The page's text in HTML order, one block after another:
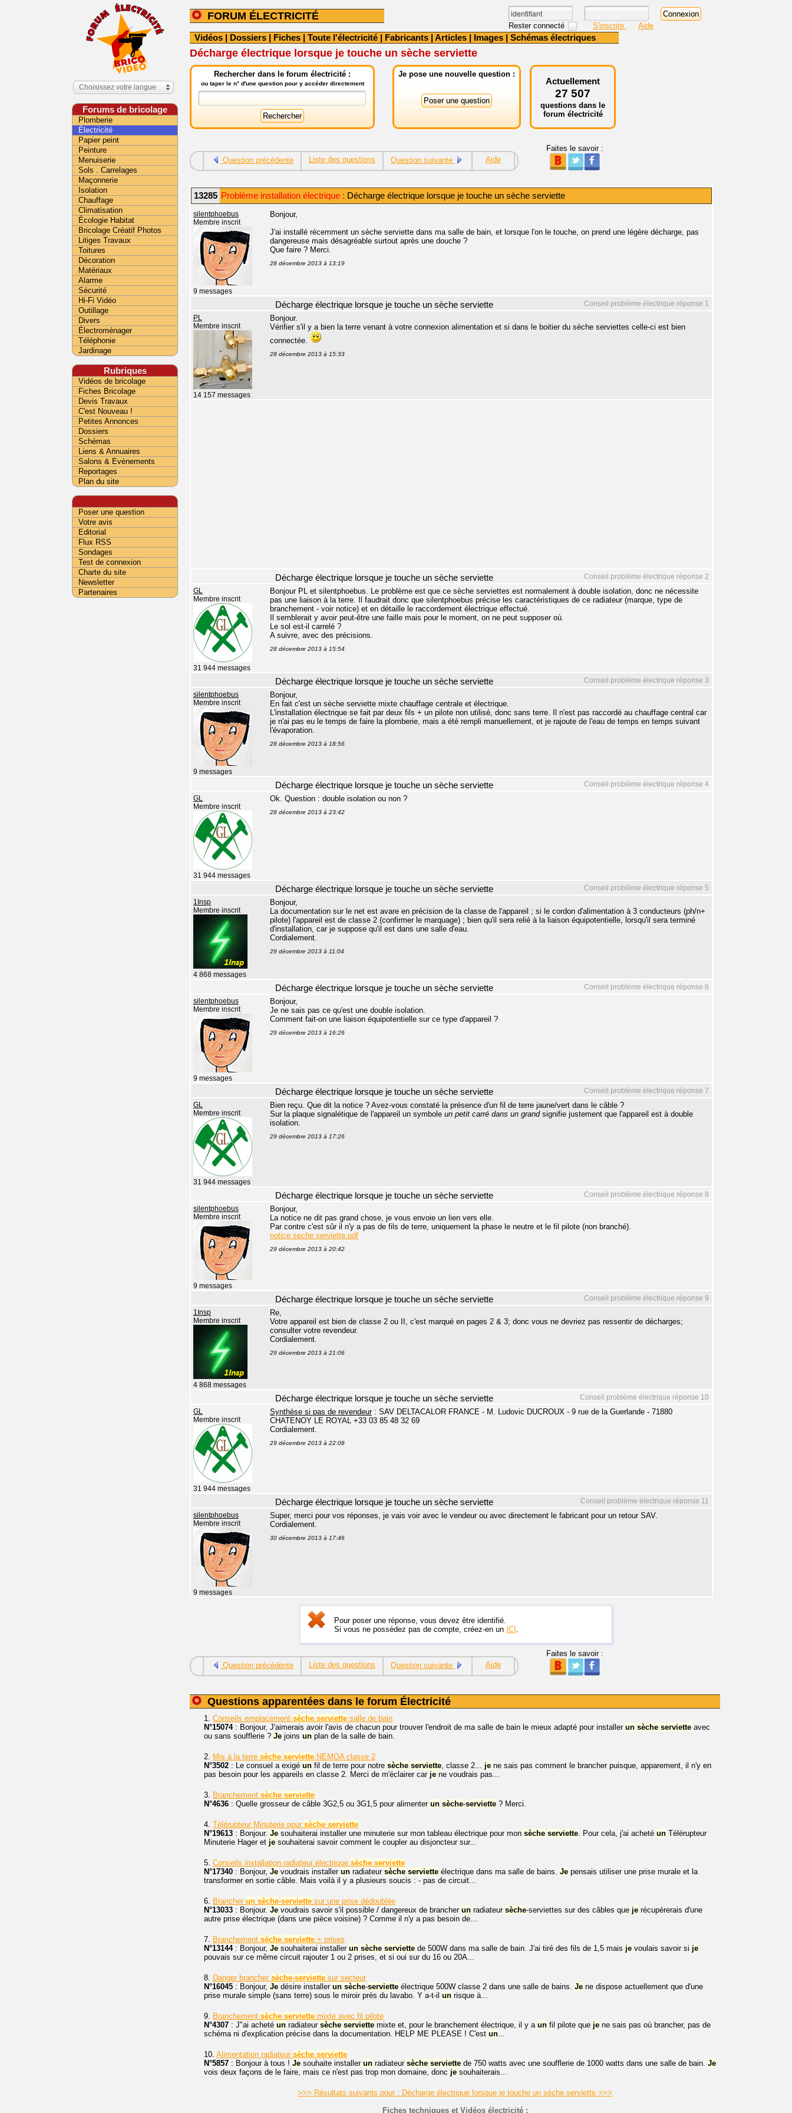
FORUM ÉLECTRICITÉ
Rester connecté S'inscrire Aide
Vidéos | Dossiers | Fiches | Toute l'électricité | Fabricants | Articles | Images | Schémas électriques
Décharge électrique lorsque je touche un sèche serviette
Rechercher dans le forum électricité :
ou taper le n° d'une question pour y accéder directement
Je pose une nouvelle question :
Actuellement
27 507
questions dans le
forum électricité
Question précédente Liste des questions Question suivante Aide
Faites le savoir :
13285 Problème installation électrique : Décharge électrique lorsque je touche un sèche serviette
silentphoebus
Membre inscrit
9 messages
Bonjour,
J'ai installé récemment un sèche serviette dans ma salle de bain, et lorsque l'on le touche, on prend une légère décharge, pas
dangereuse mais désagréable surtout après une douche ?
Que faire ? Merci.
28 décembre 2013 à 13:19
Conseil problème électrique réponse 1
Décharge électrique lorsque je touche un sèche serviette
PL
Membre inscrit
14 157 messages
Bonjour.
Vérifier s'il y a bien la terre venant à votre connexion alimentation et si dans le boitier du sèche serviettes celle-ci est bien
connectée.
28 décembre 2013 à 15:33
Conseil problème électrique réponse 2
Décharge électrique lorsque je touche un sèche serviette
GL
Membre inscrit
31 944 messages
Bonjour PL et silentphoebus. Le problème est que ce sèche serviettes est normalement à double isolation, donc ne nécessite
pas une liaison à la terre. Il faudrait donc que silentphoebus précise les caractéristiques de ce radiateur (marque, type de
branchement - voir notice) et en détaille le raccordement électrique effectué.
Il semblerait y avoir peut-être une faille mais pour le moment, on ne peut supposer où.
Le sol est-il carrelé ?
A suivre, avec des précisions.
28 décembre 2013 à 15:54
Conseil problème électrique réponse 3
Décharge électrique lorsque je touche un sèche serviette
silentphoebus
Membre inscrit
9 messages
Bonjour,
En fait c'est un sèche serviette mixte chauffage centrale et électrique.
L'installation électrique se fait par deux fils + un pilote non utilisé, donc sans terre. Il n'est pas raccordé au chauffage central car
je n'ai pas eu le temps de faire la plomberie, mais a été rempli manuellement, et je rajoute de l'eau de temps en temps suivant
l'évaporation.
28 décembre 2013 à 18:56
Conseil problème électrique réponse 4
Décharge électrique lorsque je touche un sèche serviette
GL
Membre inscrit
31 944 messages
Ok. Question : double isolation ou non ?
28 décembre 2013 à 23:42
Conseil problème électrique réponse 5
Décharge électrique lorsque je touche un sèche serviette
1Insp
Membre inscrit
4 868 messages
Bonjour,
La documentation sur le net est avare en précision de la classe de l'appareil ; si le cordon d'alimentation à 3 conducteurs (ph/n+
pilote) l'appareil est de classe 2 (confirmer le marquage) ; bien qu'il sera relié à la liaison équipotentielle, lorsqu'il sera terminé
d'installation, car je suppose qu'il est dans une salle d'eau.
Cordialement.
29 décembre 2013 à 11:04
Conseil problème électrique réponse 6
Décharge électrique lorsque je touche un sèche serviette
silentphoebus
Membre inscrit
9 messages
Bonjour,
Je ne sais pas ce qu'est une double isolation.
Comment fait-on une liaison équipotentielle sur ce type d'appareil ?
29 décembre 2013 à 16:26
Conseil problème électrique réponse 7
Décharge électrique lorsque je touche un sèche serviette
GL
Membre inscrit
31 944 messages
Bien reçu. Que dit la notice ? Avez-vous constaté la présence d'un fil de terre jaune/vert dans le câble ?
Sur la plaque signalétique de l'appareil un symbole un petit carré dans un grandsignifie justement que l'appareil est à double
isolation.
29 décembre 2013 à 17:26
Conseil problème électrique réponse 8
Décharge électrique lorsque je touche un sèche serviette
silentphoebus
Membre inscrit
9 messages
Bonjour,
La notice ne dit pas grand chose, je vous envoie un lien vers elle.
Par contre c'est sûr il n'y a pas de fils de terre, uniquement la phase le neutre et le fil pilote (non branché).
notice seche serviette.pdf
29 décembre 2013 à 20:42
Conseil problème électrique réponse 9
Décharge électrique lorsque je touche un sèche serviette
1Insp
Membre inscrit
4 868 messages
Re,
Votre appareil est bien de classe 2 ou II, c'est marqué en pages 2 & 3; donc vous ne devriez pas ressentir de décharges;
consulter votre revendeur.
Cordialement.
29 décembre 2013 à 21:06
Conseil problème électrique réponse 10
Décharge électrique lorsque je touche un sèche serviette
GL
Membre inscrit
31 944 messages
Synthèse si pas de revendeur: SAV DELTACALOR FRANCE - M. Ludovic DUCROUX - 9 rue de la Guerlande - 71880
CHATENOY LE ROYAL +33 03 85 48 32 69
Cordialement.
29 décembre 2013 à 22:08
Conseil problème électrique réponse 11
Décharge électrique lorsque je touche un sèche serviette
silentphoebus
Membre inscrit
9 messages
Super, merci pour vos réponses, je vais voir avec le vendeur ou avec directement le fabricant pour un retour SAV.
Cordialement.
30 décembre 2013 à 17:46
Pour poser une réponse, vous devez être identifié.
Si vous ne possédez pas de compte, créez-en un ICI .
Question précédente Liste des questions Question suivante Aide
Faites le savoir :
Questions apparentées dans le forum Électricité
1. Conseils emplacement sèche serviette salle de bain
N°15074: Bonjour, J'aimerais avoir l'avis de chacun pour trouver l'endroit de ma salle de bain le mieux adapté pour installer un sèche serviette avec
ou sans soufflerie ? Je joins un plan de la salle de bain.
2. Mis à la terre sèche serviette NEMOA classe 2
N°3502 : Le consuel a exigé un fil de terre pour notre sèche serviette, classe 2... je ne sais pas comment le brancher puisque, apparement, il n'y en
pas besoin pour les appareils en classe 2. Merci de m'éclairer car je ne voudrais pas...
3. Branchement sèche serviette
N°4636 : Quelle grosseur de câble 3G2,5 ou 3G1,5 pour alimenter un sèche-serviette ? Merci.
4. Télérupteur Minuterie pour sèche serviette
N°19613 : Bonjour. Je souhaiterai installer une minuterie sur mon tableau électrique pour mon sèche serviette. Pour cela, j'ai acheté un Télérupteur
Minuterie Hager et je souhaiterai savoir comment le coupler au disjoncteur sur...
5. Conseils installation radiateur électrique sèche serviette
N°17340 : Bonjour, Je voudrais installer un radiateur sèche serviette électrique dans ma salle de bains. Je pensais utiliser une prise murale et la
transformer en sortie câble. Mais voilà il y a plusieurs soucis : - pas de circuit...
6. Brancher un sèche-serviette sur une prise dédoublée
N°13033 : Bonjour. Je voudrais savoir s'il possible / dangereux de brancher un radiateur sèche-serviettes sur des câbles que je récupérerais d'une
autre prise électrique (dans une pièce voisine) ? Comme il n'y a pas besoin de...
7. Branchement sèche serviette + prises
N°13144: Bonjour, Je souhaiterai installer un sèche serviette de 500W dans ma salle de bain. J'ai tiré des fils de 1,5 mais je voulais savoir si je
pouvais sur ce même circuit rajouter 1 ou 2 prises, et si oui sur du 16 ou 20A...
8. Danger brancher sèche-serviette sur secteur
N°16045 : Bonjour, Je désire installer un sèche-serviette électrique 500W classe 2 dans une salle de bains. Je ne dispose actuellement que d'une
prise murale simple (sans terre) sous le miroir près du lavabo. Y a-t-il un risque à...
9. Branchement sèche serviette mixte avec fil pilote
N°4307 : J"ai acheté un radiateur sèche serviette mixte et, pour le branchement électrique, il y a un fil pilote que je ne sais pas où brancher, pas de
schéma ni d'explication précise dans la documentation. HELP ME PLEASE ! C'est un...
10. Alimentation radiateur sèche serviette
N°5857 : Bonjour à tous ! Je souhaite installer un radiateur sèche serviette de 750 watts avec une soufflerie de 1000 watts dans une salle de bain. Je
vois deux façons de le faire, mais ce n'est pas trop mon domaine, donc je souhaiterais...
>>> Résultats suivants pour : Décharge électrique lorsque je touche un sèche serviette >>>
Fiches techniques et Vidéos électricité :
Choisissez votre langue
Forums de bricolage
Plomberie
Électricité
Papier peint
Peinture
Menuiserie
Sols . Carrelages
Maçonnerie
Isolation
Chauffage
Climatisation
Écologie Habitat
Bricolage Créatif Photos
Litiges Travaux
Toitures
Décoration
Matériaux
Alarme
Sécurité
Hi-Fi Vidéo
Outillage
Divers
Électroménager
Téléphonie
Jardinage
Rubriques
Vidéos de bricolage
Fiches Bricolage
Devis Travaux
C'est Nouveau !
Petites Annonces
Dossiers
Schémas
Liens & Annuaires
Salons & Evènements
Reportages
Plan du site
Poser une question
Votre avis
Editorial
Flux RSS
Sondages
Test de connexion
Charte du site
Newsletter
Partenaires